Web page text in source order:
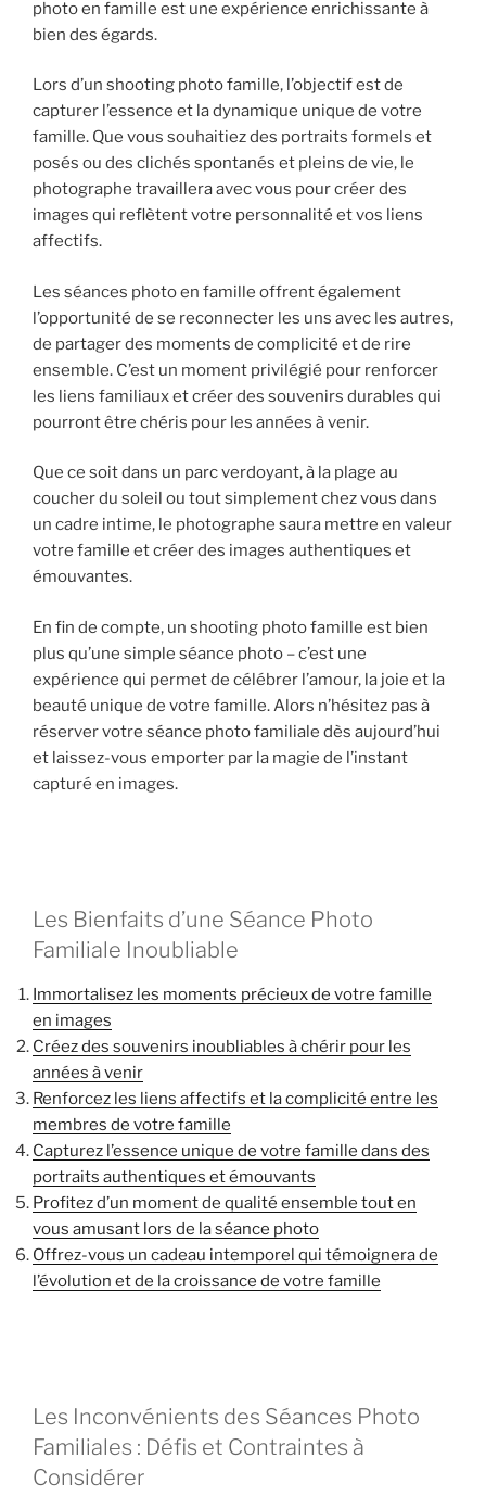
photo en famille est une expérience enrichissante à
bien des égards.
Lors d’un shooting photo famille, l’objectif est de
capturer l’essence et la dynamique unique de votre
famille. Que vous souhaitiez des portraits formels et
posés ou des clichés spontanés et pleins de vie, le
photographe travaillera avec vous pour créer des
images qui reflètent votre personnalité et vos liens
affectifs.
Les séances photo en famille offrent également
l’opportunité de se reconnecter les uns avec les autres,
de partager des moments de complicité et de rire
ensemble. C’est un moment privilégié pour renforcer
les liens familiaux et créer des souvenirs durables qui
pourront être chéris pour les années à venir.
Que ce soit dans un parc verdoyant, à la plage au
coucher du soleil ou tout simplement chez vous dans
un cadre intime, le photographe saura mettre en valeur
votre famille et créer des images authentiques et
émouvantes.
En fin de compte, un shooting photo famille est bien
plus qu’une simple séance photo – c’est une
expérience qui permet de célébrer l’amour, la joie et la
beauté unique de votre famille. Alors n’hésitez pas à
réserver votre séance photo familiale dès aujourd’hui
et laissez-vous emporter par la magie de l’instant
capturé en images.
Les Bienfaits d’une Séance Photo
Familiale Inoubliable
Immortalisez les moments précieux de votre famille
en images
Créez des souvenirs inoubliables à chérir pour les
années à venir
Renforcez les liens affectifs et la complicité entre les
membres de votre famille
Capturez l’essence unique de votre famille dans des
portraits authentiques et émouvants
Profitez d’un moment de qualité ensemble tout en
vous amusant lors de la séance photo
Offrez-vous un cadeau intemporel qui témoignera de
l’évolution et de la croissance de votre famille
Les Inconvénients des Séances Photo
Familiales : Défis et Contraintes à
Considérer